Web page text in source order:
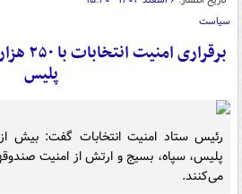
سیاست
پلیس
پلیس، سپاه، بسیج و ارتش از امنیت
می‌کنند.